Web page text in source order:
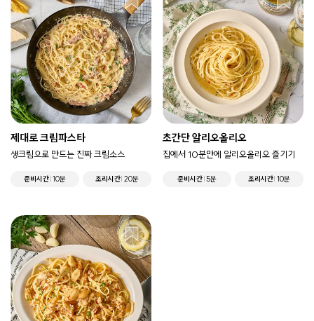
제대로 크림파스타
생크림으로 만드는 진짜 크림소스
준비시간 10분 조리시간 20분
초간단 알리오올리오
집에서 10분만에 알리오올리오 즐기기
준비시간 5분 조리시간 10분